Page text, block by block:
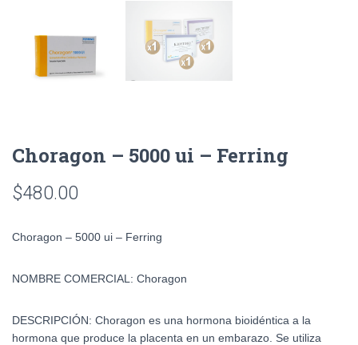
Choragon – 5000 ui – Ferring
$480.00
Choragon – 5000 ui – Ferring
NOMBRE COMERCIAL: Choragon
DESCRIPCIÓN: Choragon es una hormona bioidéntica a la
hormona que produce la placenta en un embarazo. Se utiliza